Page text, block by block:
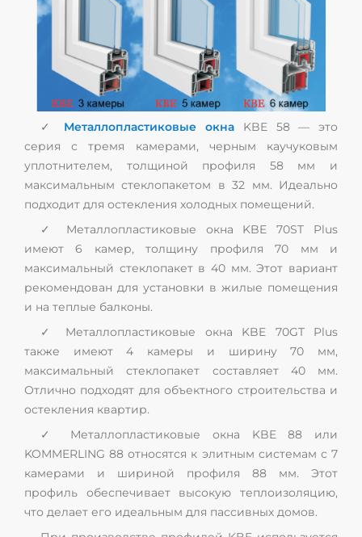
✓ Металлопластиковые окна KBE 58 — это
серия с тремя камерами, черным каучуковым
уплотнителем, толщиной профиля 58 мм и
максимальным стеклопакетом в 32 мм. Идеально
подходит для остекления холодных помещений.
✓ Металлопластиковые окна KBE 70ST Plus
имеют 6 камер, толщину профиля 70 мм и
максимальный стеклопакет в 40 мм. Этот вариант
рекомендован для установки в жилые помещения
и на теплые балконы.
✓ Металлопластиковые окна KBE 70GT Plus
также имеют 4 камеры и ширину 70 мм,
максимальный стеклопакет составляет 40 мм.
Отлично подходят для объектного строительства и
остекления квартир.
✓ Металлопластиковые окна KBE 88 или
KOMMERLING 88 относятся к элитным системам с 7
камерами и шириной профиля 88 мм. Этот
профиль обеспечивает высокую теплоизоляцию,
что делает его идеальным для пассивных домов.